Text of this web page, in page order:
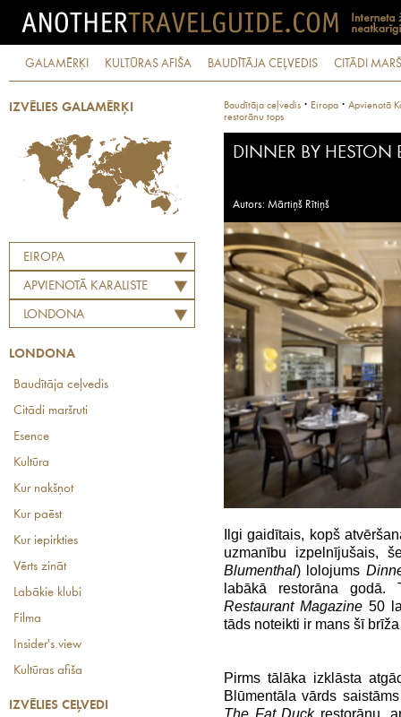
GALAMĒRĶI KULTŪRAS AFIŠA BAUDĪTĀJA CEĻVEDIS CITĀDI
IZVĒLIES GALAMĒRĶI
EIROPA
APVIENOTĀ KARALISTE
LONDONA
LONDONA
Baudītāja ceļvedis
Citādi maršruti
Esence
Kultūra
Kur nakšņot
Kur paēst
Kur iepirkties
Vērts zināt
Labākie klubi
Filma
Insider's view
Kultūras afiša
IZVĒLIES CEĻVEDI
Baudītāja ceļvedis · Eiropa · Apvienotā
restorānu tops
DINNER BY HESTON
Autors: Mārtiņš Rītiņš
Ilgi gaidītais, kopš
uzmanību izpelnījušais,
Blumenthal) lolojums
labākā restorāna
Restaurant Magazine 50
tāds noteikti ir mans šī
Pirms tālāka izklāsta
Blūmentāla vārds
The Fat Duckrestorānu,